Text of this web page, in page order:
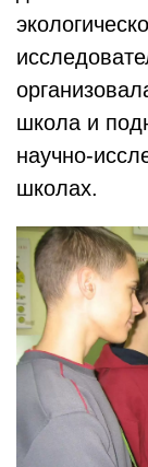
школа и
научно-
школах.